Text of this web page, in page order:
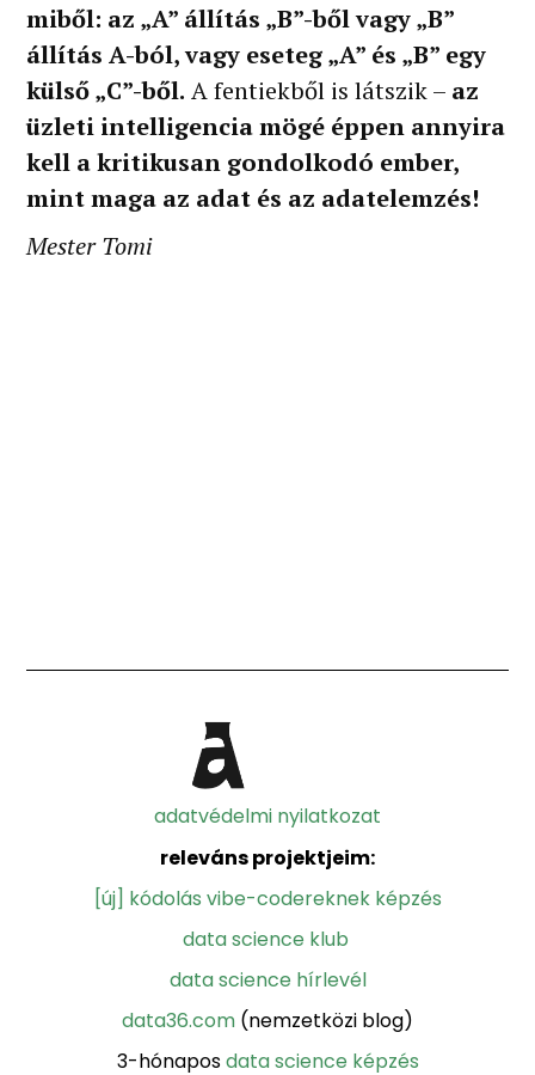
miből: az „A” állítás „B”-ből vagy „B”
állítás A-ból, vagy eseteg „A” és „B” egy
külső „C”-ből. A fentiekből is látszik – az
üzleti intelligencia mögé éppen annyira
kell a kritikusan gondolkodó ember,
mint maga az adat és az adatelemzés!
Mester Tomi
adatvédelmi nyilatkozat
releváns projektjeim:
[új] kódolás vibe-codereknek képzés
data science klub
data science hírlevél
data36.com (nemzetközi blog)
3-hónaposdata science képzés